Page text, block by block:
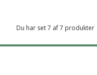
Du har set 7 af 7 produkter